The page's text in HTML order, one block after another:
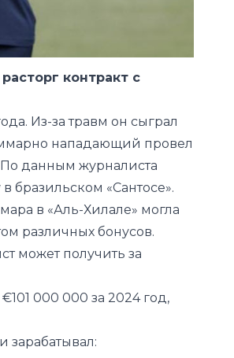
контракт с
Из-за травм он сыграл
нападающий провел
данным журналиста
бразильском «Сантосе».
в «Аль-Хилале» могла
различных бонусов.
может получить за
000 000 за 2024 год,